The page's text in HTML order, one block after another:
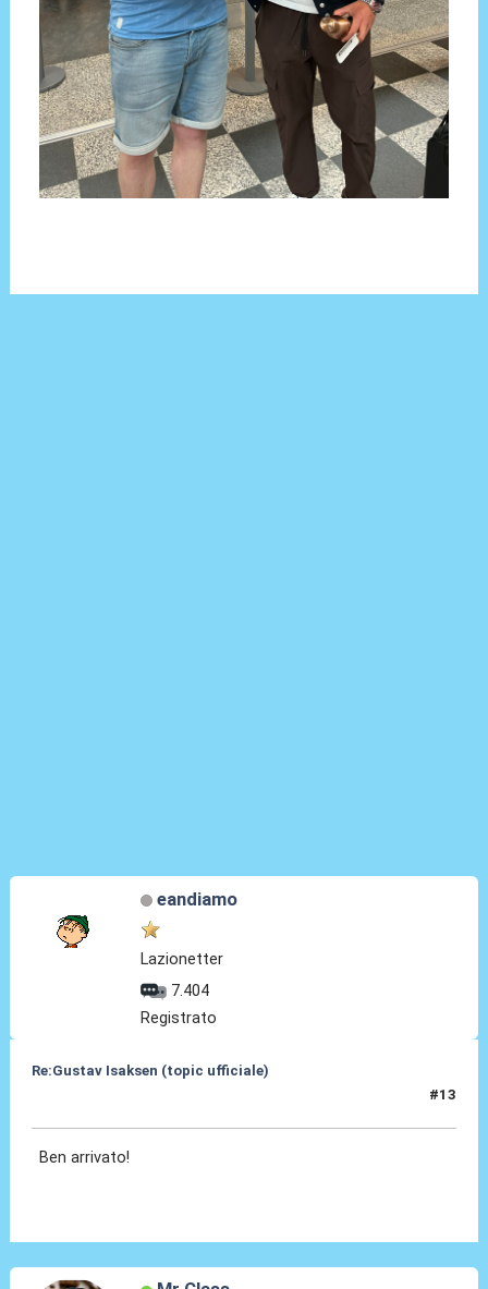
eandiamo
Lazionetter
7.404
Registrato
Re:Gustav Isaksen (topic ufficiale)
#13
Ben arrivato!